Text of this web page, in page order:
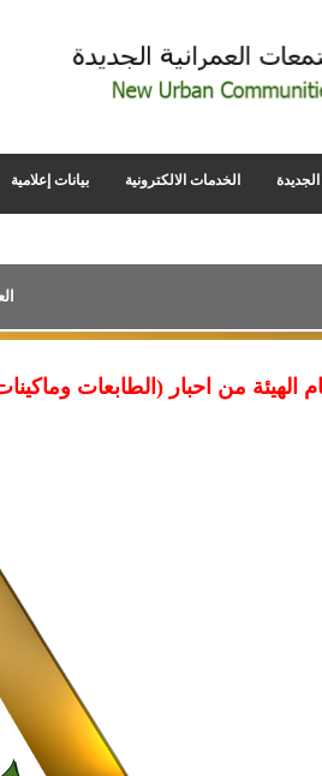
الخدمات الالكترونية بيانات إعلامية
(الطابعات وماكينات التصوير ) المطلوبة